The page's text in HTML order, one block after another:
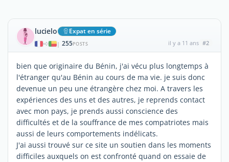
lucielo Expat en série
| 255POSTS il y a 11 ans #2
bien que originaire du Bénin, j'ai vécu plus longtemps à
l'étranger qu'au Bénin au cours de ma vie. je suis donc
devenue un peu une étrangère chez moi. A travers les
expériences des uns et des autres, je reprends contact
avec mon pays, je prends aussi conscience des
difficultés et de la souffrance de mes compatriotes mais
aussi de leurs comportements indélicats.
J'ai aussi trouvé sur ce site un soutien dans les moments
difficiles auxquels on est confronté quand on essaie de